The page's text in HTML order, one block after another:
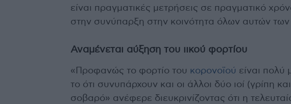
είναι πραγματικές μετρήσεις σε πραγματικό
στην συνύπαρξη στην κοινότητα όλων αυτών των
Αναμένεται αύξηση του ιικού φορτίου
«Προφανώς το φορτίο του κορονοϊού είναι
το ότι συνυπάρχουν και οι άλλοι δύο ιοί (γρίπη
σοβαρό» ανέφερε διευκρινίζοντας ότι η